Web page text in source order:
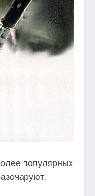
популярных